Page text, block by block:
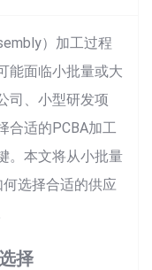
）加工过程
能面临小批量或大
司、小型研发项
合适的PCBA加工
。本文将从小批量
选择合适的供应
择